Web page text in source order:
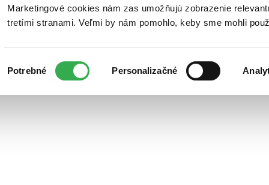
Marketingové cookies nám zas umožňujú zobrazenie
tretími stranami. Veľmi by nám pomohlo, keby sme mohli
súhlasu
Potrebné Personalizačné